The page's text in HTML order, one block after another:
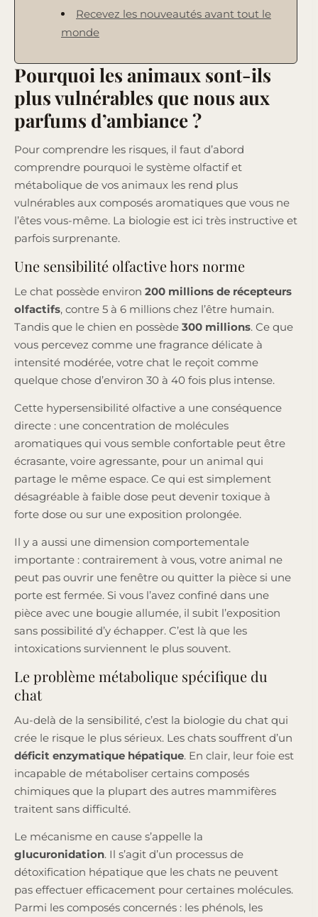
Recevez les nouveautés avant tout le
monde
Pourquoi les animaux sont-ils
plus vulnérables que nous aux
parfums d’ambiance ?
Pour comprendre les risques, il faut d’abord
comprendre pourquoi le système olfactif et
métabolique de vos animaux les rend plus
vulnérables aux composés aromatiques que vous ne
l’êtes vous-même. La biologie est ici très instructive et
parfois surprenante.
Une sensibilité olfactive hors norme
Le chat possède environ 200 millions de récepteurs
olfactifs, contre 5 à 6 millions chez l’être humain.
Tandis que le chien en possède 300 millions. Ce que
vous percevez comme une fragrance délicate à
intensité modérée, votre chat le reçoit comme
quelque chose d’environ 30 à 40 fois plus intense.
Cette hypersensibilité olfactive a une conséquence
directe : une concentration de molécules
aromatiques qui vous semble confortable peut être
écrasante, voire agressante, pour un animal qui
partage le même espace. Ce qui est simplement
désagréable à faible dose peut devenir toxique à
forte dose ou sur une exposition prolongée.
Il y a aussi une dimension comportementale
importante : contrairement à vous, votre animal ne
peut pas ouvrir une fenêtre ou quitter la pièce si une
porte est fermée. Si vous l’avez confiné dans une
pièce avec une bougie allumée, il subit l’exposition
sans possibilité d’y échapper. C’est là que les
intoxications surviennent le plus souvent.
Le problème métabolique spécifique du
chat
Au-delà de la sensibilité, c’est la biologie du chat qui
crée le risque le plus sérieux. Les chats souffrent d’un
déficit enzymatique hépatique. En clair, leur foie est
incapable de métaboliser certains composés
chimiques que la plupart des autres mammifères
traitent sans difficulté.
Le mécanisme en cause s’appelle la
glucuronidation. Il s’agit d’un processus de
détoxification hépatique que les chats ne peuvent
pas effectuer efficacement pour certaines molécules.
Parmi les composés concernés : les phénols, les